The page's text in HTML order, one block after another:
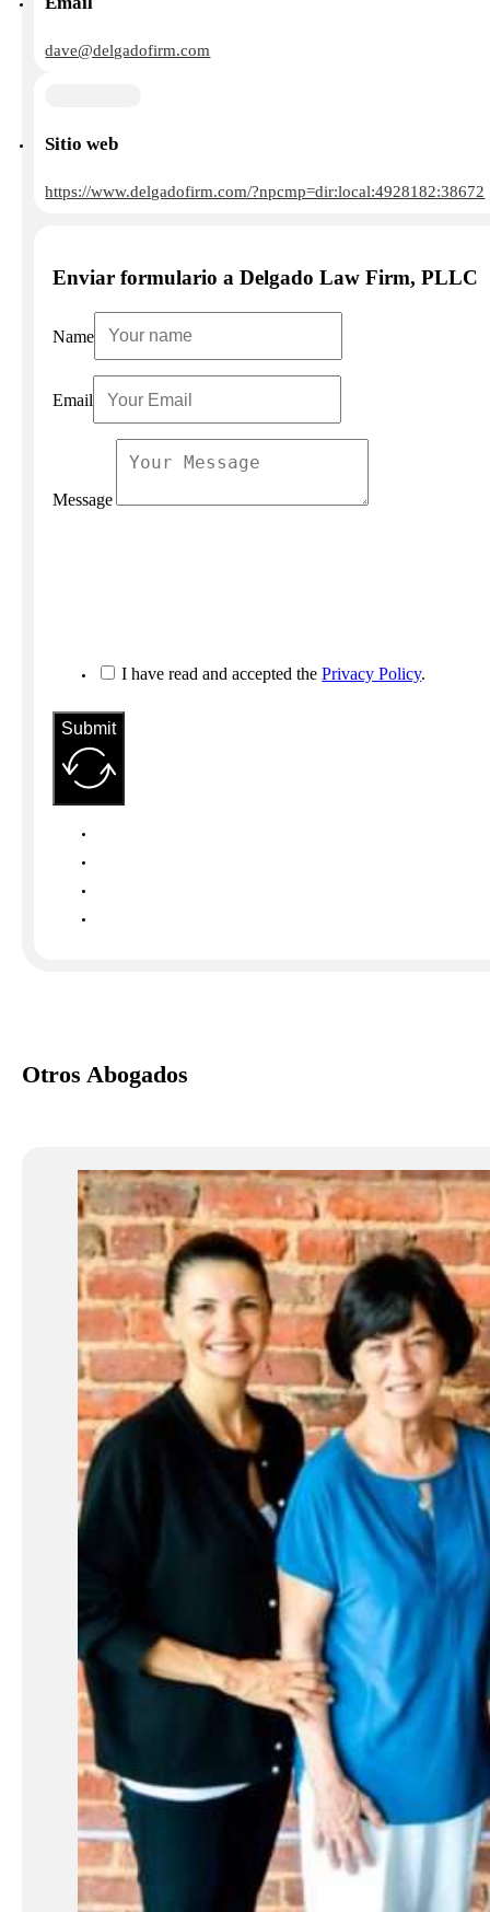
dave@delgadofirm.com
Sitio web
https://www.delgadofirm.com/?npcmp=dir:local:4928182:38672
Enviar formulario a Delgado Law Firm, PLLC
Name
Email
Message
I have read and accepted thePrivacy Policy.
Submit
Otros Abogados